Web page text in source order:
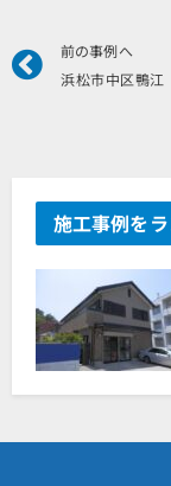
Prev
前の事例へ
浜松市中区鴨
施工事例を